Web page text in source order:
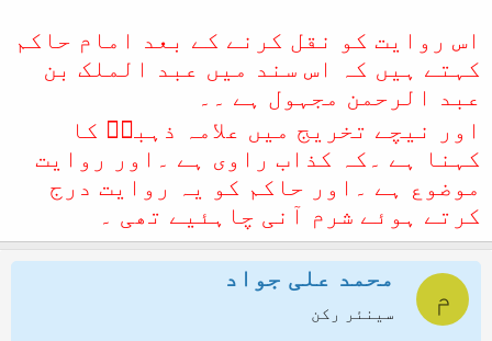
اس روایت کو نقل کرنے کے بعد امام حاکم
کہتے ہیں کہ اس سند میں عبد الملک بن
عبد الرحمن مجہول ہے ۔۔
اور نیچے تخریج میں علامہ ذہبیؒ کا
کہنا ہے ۔کہ کذاب راوی ہے ۔اور روایت
موضوع ہے ۔اور حاکم کو یہ روایت درج
کرتے ہوئے شرم آنی چاہئیے تھی ۔
م
محمد علی جواد
سینئر رکن